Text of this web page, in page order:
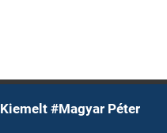
Kiemelt #Magyar Péter